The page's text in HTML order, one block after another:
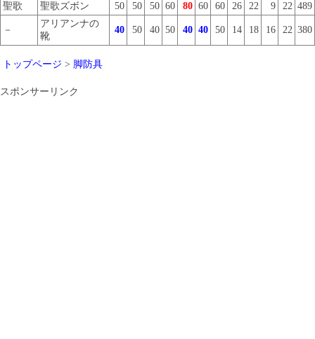
聖歌
聖歌ズボン 50 50 50 60 80 60 60 26 22 9 22 489
－
アリアンナの
靴
40 50 40 50 40 40 50 14 18 16 22 380
トップページ > 脚防具
スポンサーリンク